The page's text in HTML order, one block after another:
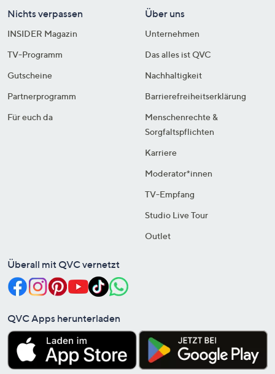
Nichts verpassen
INSIDER Magazin
TV-Programm
Gutscheine
Partnerprogramm
Für euch da
Über uns
Unternehmen
Das alles ist QVC
Nachhaltigkeit
Barrierefreiheitserklärung
Menschenrechte &
Sorgfaltspflichten
Karriere
Moderator*innen
TV-Empfang
Studio Live Tour
Outlet
Überall mit QVC vernetzt
QVC Apps herunterladen